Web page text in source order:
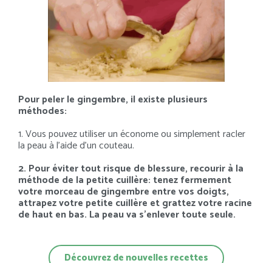
Pour peler le gingembre, il existe plusieurs
méthodes:
1. Vous pouvez utiliser un économe ou simplement racler
la peau à l’aide d’un couteau.
2. Pour éviter tout risque de blessure, recourir à la
méthode de la petite cuillère: tenez fermement
votre morceau de gingembre entre vos doigts,
attrapez votre petite cuillère et grattez votre racine
de haut en bas. La peau va s’enlever toute seule.
Découvrez de nouvelles recettes